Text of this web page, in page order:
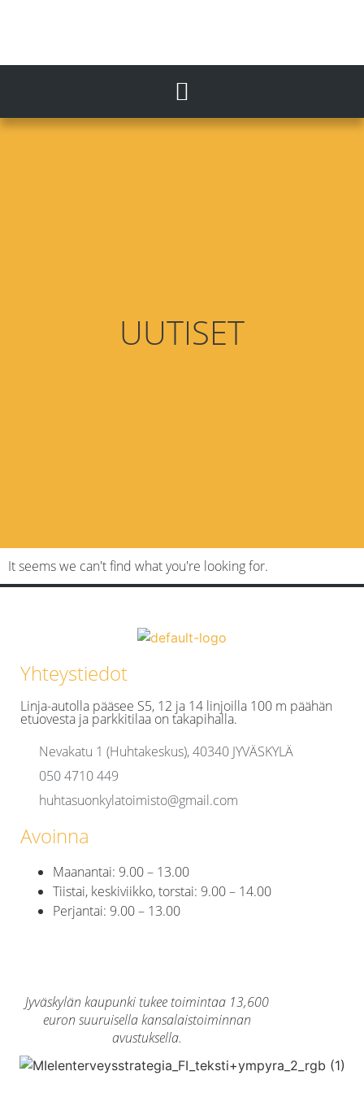
UUTISET
It seems we can't find what you're looking for.
Yhteystiedot
Linja-autolla pääsee S5, 12 ja 14 linjoilla 100 m päähän
etuovesta ja parkkitilaa on takapihalla.
Nevakatu 1 (Huhtakeskus), 40340 JYVÄSKYLÄ
050 4710 449
huhtasuonkylatoimisto@gmail.com
Avoinna
Maanantai: 9.00 – 13.00
Tiistai, keskiviikko, torstai: 9.00 – 14.00
Perjantai: 9.00 – 13.00
Jyväskylän kaupunki tukee toimintaa 13,600
euron suuruisella kansalaistoiminnan
avustuksella.